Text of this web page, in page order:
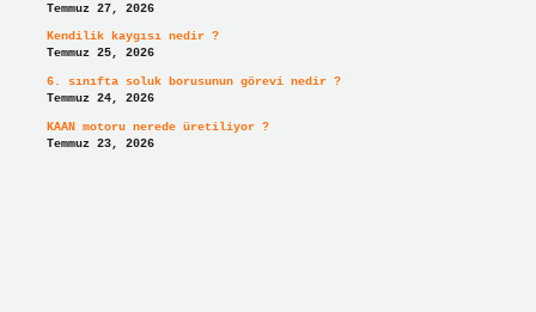
Temmuz 27, 2026
Kendilik kaygısı nedir ?
Temmuz 25, 2026
6. sınıfta soluk borusunun görevi nedir ?
Temmuz 24, 2026
KAAN motoru nerede üretiliyor ?
Temmuz 23, 2026